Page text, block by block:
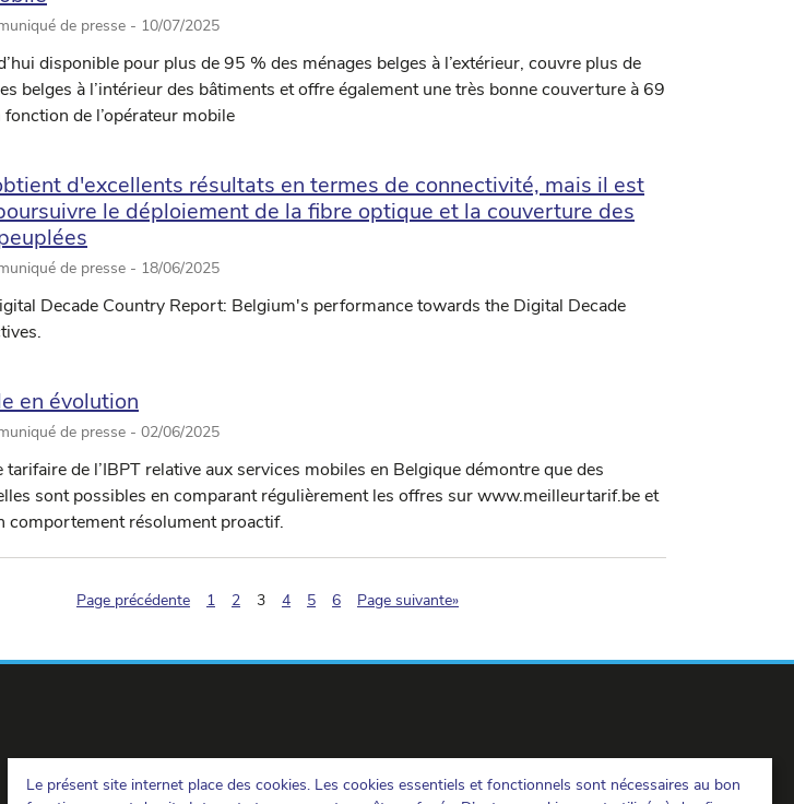
Le présent site internet place des cookies. Les cookies essentiels et fonctionnels sont nécessaires au bon
de presse - 10/07/2025
disponible pour plus de 95 % des ménages belges à l’extérieur, couvre plus de
belges à l’intérieur des bâtiments et offre également une très bonne couverture à 69
fonction de l’opérateur mobile
d'excellents résultats en termes de connectivité, mais il est
le déploiement de la fibre optique et la couverture des
de presse - 18/06/2025
Decade Country Report: Belgium's performance towards the Digital Decade
en évolution
de presse - 02/06/2025
tarifaire de l’IBPT relative aux services mobiles en Belgique démontre que des
sont possibles en comparant régulièrement les offres sur www.meilleurtarif.be et
comportement résolument proactif.
Page précédente 1 2 3(pagination.current)
4 5 6 Page suivante»